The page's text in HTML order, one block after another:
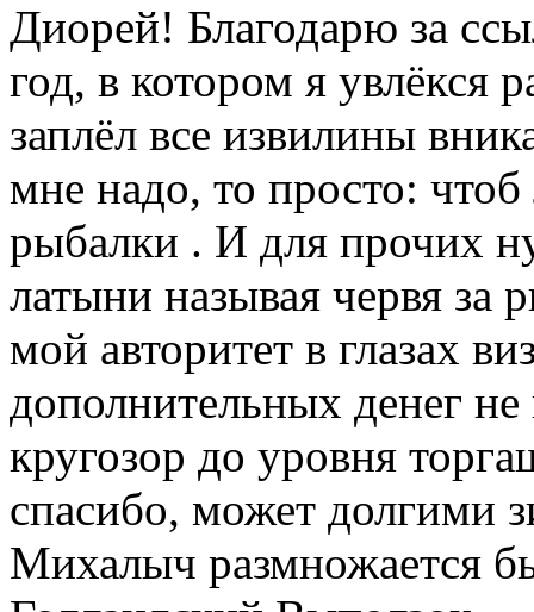
Диорей! Благодарю за
год, в котором я увлёкся
заплёл все извилины
мне надо, то просто:
рыбалки . И для прочих
латыни называя червя за
мой авторитет в глазах
дополнительных денег
кругозор до уровня
спасибо, может долгими
Михалыч размножается